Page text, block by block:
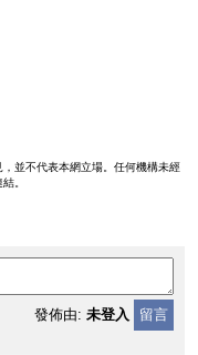
並不代表本網立場。任何機構未經
。
發佈由: 未登入 留言